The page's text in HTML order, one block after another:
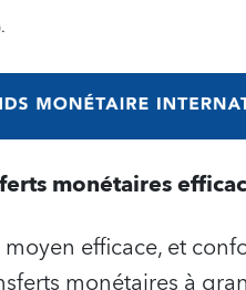
monétaires
moyen efficace, et